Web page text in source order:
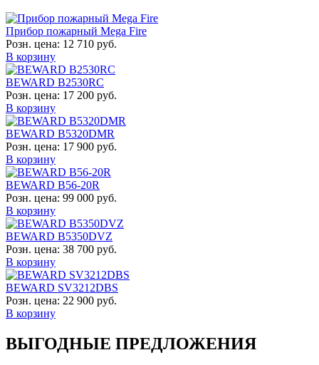
Прибор пожарный Mega Fire
Розн. цена: 12 710 руб.
В корзину
BEWARD B2530RC
Розн. цена: 17 200 руб.
В корзину
BEWARD B5320DMR
Розн. цена: 17 900 руб.
В корзину
BEWARD B56-20R
Розн. цена: 99 000 руб.
В корзину
BEWARD B5350DVZ
Розн. цена: 38 700 руб.
В корзину
BEWARD SV3212DBS
Розн. цена: 22 900 руб.
В корзину
ВЫГОДНЫЕ ПРЕДЛОЖЕНИЯ